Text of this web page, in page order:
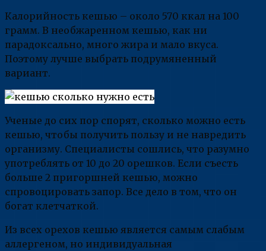
Калорийность кешью – около 570 ккал на 100
грамм. В необжаренном кешью, как ни
парадоксально, много жира и мало вкуса.
Поэтому лучше выбрать подрумяненный
вариант.
Ученые до сих пор спорят, сколько можно есть
кешью, чтобы получить пользу и не навредить
организму. Специалисты сошлись, что разумно
употреблять от 10 до 20 орешков. Если съесть
больше 2 пригоршней кешью, можно
спровоцировать запор. Все дело в том, что он
богат клетчаткой.
Из всех орехов кешью является самым слабым
аллергеном, но индивидуальная